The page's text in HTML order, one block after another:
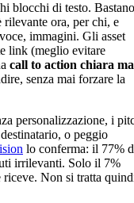
blocchi di testo. Bastano
rilevante ora, per chi, e
immagini. Gli asset
link (meglio evitare
call to action chiara ma
senza mai forzare la
personalizzazione, i
o peggio
lo conferma: il 77%
irrilevanti. Solo il 7%
riceve. Non si tratta